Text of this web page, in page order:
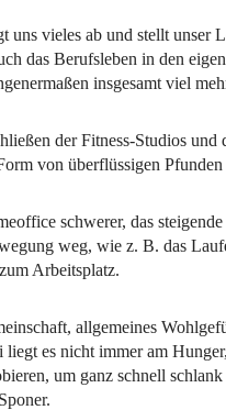
uns vieles ab und stellt unser
das Berufsleben in den
insgesamt viel
der Fitness-Studios
von überflüssigen Pfunden
schwerer, das
weg, wie z. B. das
Arbeitsplatz.
allgemeines
es nicht immer am
um ganz schnell